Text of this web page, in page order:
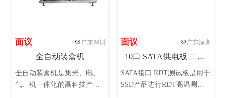
面议 广东深圳
全自动装盒机
全自动装盒机是集光、电、
气、机一体化的高科技产
面议 广东深圳
10口 SATA供电板 二合一 RDT测试治具
SATA接口 RDT测试板是用于
SSD产品进行RDT高温测试